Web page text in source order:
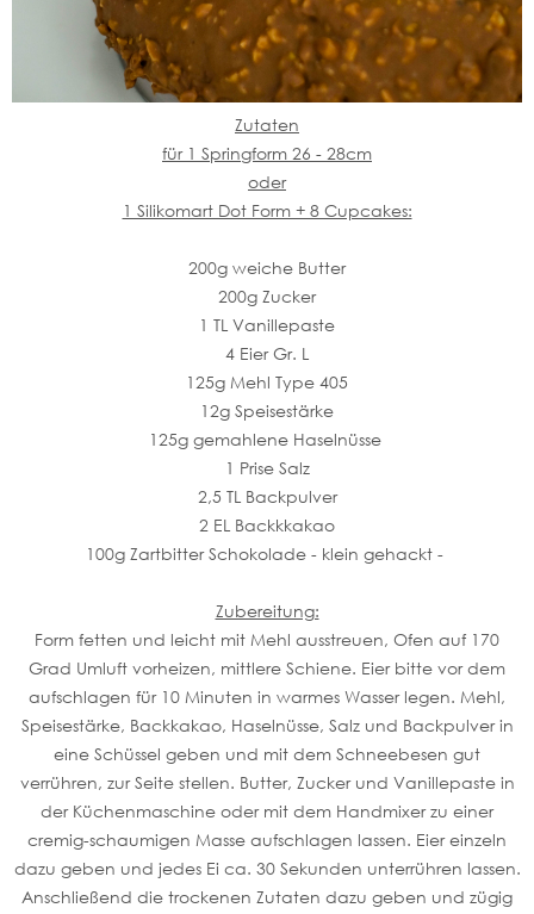
Zutaten
für 1 Springform 26 - 28cm
oder
1 Silikomart Dot Form + 8 Cupcakes:
200g weiche Butter
200g Zucker
1 TL Vanillepaste
4 Eier Gr. L
125g Mehl Type 405
12g Speisestärke
125g gemahlene Haselnüsse
1 Prise Salz
2,5 TL Backpulver
2 EL Backkkakao
100g Zartbitter Schokolade - klein gehackt -
Zubereitung:
Form fetten und leicht mit Mehl ausstreuen, Ofen auf 170
Grad Umluft vorheizen, mittlere Schiene. Eier bitte vor dem
aufschlagen für 10 Minuten in warmes Wasser legen. Mehl,
Speisestärke, Backkakao, Haselnüsse, Salz und Backpulver in
eine Schüssel geben und mit dem Schneebesen gut
verrühren, zur Seite stellen. Butter, Zucker und Vanillepaste in
der Küchenmaschine oder mit dem Handmixer zu einer
cremig-schaumigen Masse aufschlagen lassen. Eier einzeln
dazu geben und jedes Ei ca. 30 Sekunden unterrühren lassen.
Anschließend die trockenen Zutaten dazu geben und zügig